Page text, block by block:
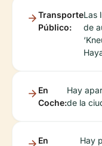
Transporte
Público:
Las
de
En
Coche:
Hay
de la
En
Hay